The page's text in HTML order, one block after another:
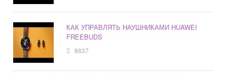
КАК УПРАВЛЯТЬ НАУШНИКАМИ HUAWEI
FREEBUDS
8837